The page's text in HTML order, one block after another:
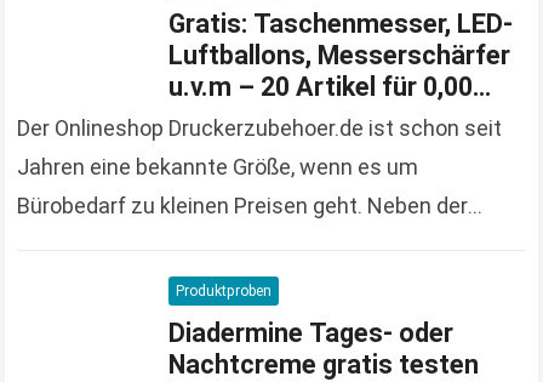
Gratis: Taschenmesser, LED-
Luftballons, Messerschärfer
u.v.m – 20 Artikel für 0,00
Euro bestellen
Der Onlineshop Druckerzubehoer.de ist schon seit
Jahren eine bekannte Größe, wenn es um
Bürobedarf zu kleinen Preisen geht. Neben der
Onlineshop auch immer wieder…
Produktproben
Diadermine Tages- oder
Nachtcreme gratis testen